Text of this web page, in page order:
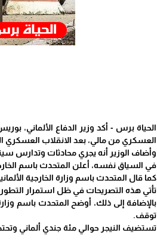
الحياة برس - أكد وزير الدفاع الألماني،
العسكري من مالي، بعد الانقلاب العسكري
وأضاف الوزير أنه يجري محادثات وتدارس
في السياق نفسه، أعلن المتحدث باسم
كما قال المتحدث باسم وزارة الخارجية
تأتي هذه التصريحات في ظل استمرار
بالإضافة إلى ذلك، أوضح المتحدث باسم
توقف.
تستضيف النيجر حوالي مئة جندي ألماني